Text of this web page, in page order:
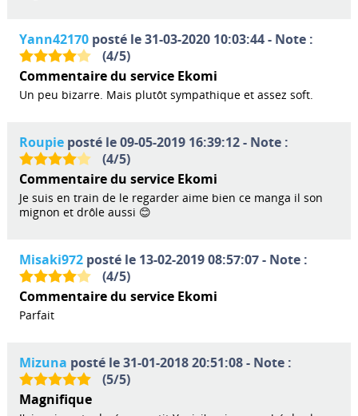
Yann42170posté le 31-03-2020 10:03:44 - Note :
(4/5)
Commentaire du service Ekomi
Un peu bizarre. Mais plutôt sympathique et assez soft.
Roupieposté le 09-05-2019 16:39:12 - Note :
(4/5)
Commentaire du service Ekomi
Je suis en train de le regarder aime bien ce manga il son
mignon et drôle aussi 😊
Misaki972posté le 13-02-2019 08:57:07 - Note :
(4/5)
Commentaire du service Ekomi
Parfait
Mizuna posté le 31-01-2018 20:51:08 - Note :
(5/5)
Magnifique